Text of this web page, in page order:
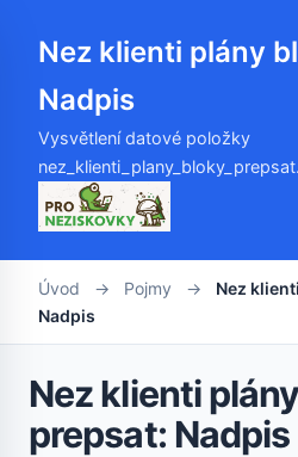
Nez klienti plány
Nadpis
Vysvětlení datové položky
Úvod → Pojmy →
Nez
Nadpis
Nez klienti
prepsat: Nadpis